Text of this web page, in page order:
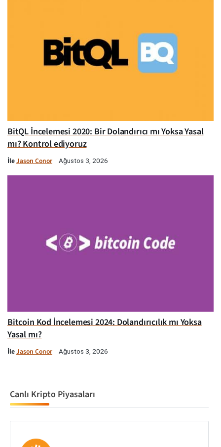
BitQL İncelemesi 2020: Bir Dolandırıcı mı Yoksa Yasal
mı? Kontrol ediyoruz
İleJason Conor Ağustos 3, 2026
Bitcoin Kod İncelemesi 2024: Dolandırıcılık mı Yoksa
Yasal mı?
İleJason Conor Ağustos 3, 2026
Canlı Kripto Piyasaları